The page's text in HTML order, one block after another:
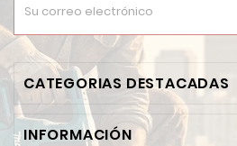
CATEGORIAS DESTACADAS
INFORMACIÓN